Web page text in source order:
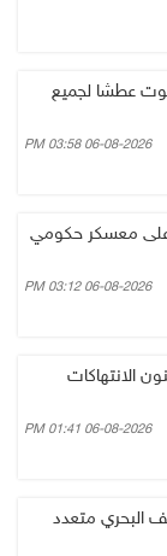
عطشا لجميع
06-08-2026 03:58 PM
على معسكر حكومي
06-08-2026 03:12 PM
الانتهاكات
06-08-2026 01:41 PM
البحري متعدد